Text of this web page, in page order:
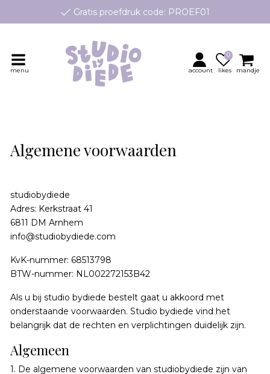
Gratis proefdruk code: PROEF01
geboortekaartjes op maat, speciaal ontworpen voor jouw
Persoonlijk contact en advies
menu account likes
0
mandje
Algemene voorwaarden
studiobydiede
Adres: Kerkstraat 41
6811 DM Arnhem
info@studiobydiede.com
KvK-nummer: 68513798​
BTW-nummer: NL002272153B42
Als u bij studio bydiede bestelt gaat u akkoord met
onderstaande voorwaarden. Studio bydiede vind het
belangrijk dat de rechten en verplichtingen duidelijk zijn.
Algemeen
1. De algemene voorwaarden van studiobydiede zijn van